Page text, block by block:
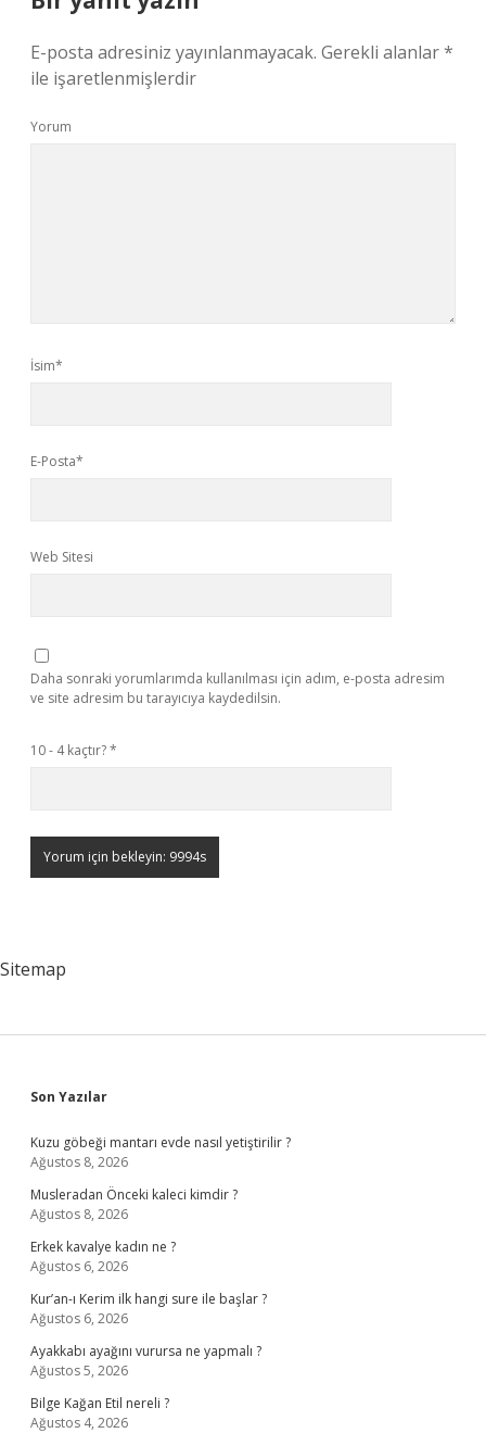
E-posta adresiniz yayınlanmayacak. Gerekli alanlar*
ile işaretlenmişlerdir
Yorum
İsim*
E-Posta*
Web Sitesi
Daha sonraki yorumlarımda kullanılması için adım, e-posta adresim
ve site adresim bu tarayıcıya kaydedilsin.
10 - 4 kaçtır?*
Sitemap
Sidebar
Son Yazılar
Kuzu göbeği mantarı evde nasıl yetiştirilir ?
Ağustos 8, 2026
Musleradan Önceki kaleci kimdir ?
Ağustos 8, 2026
Erkek kavalye kadın ne ?
Ağustos 6, 2026
Kur’an-ı Kerim ilk hangi sure ile başlar ?
Ağustos 6, 2026
Ayakkabı ayağını vurursa ne yapmalı ?
Ağustos 5, 2026
Bilge Kağan Etil nereli ?
Ağustos 4, 2026